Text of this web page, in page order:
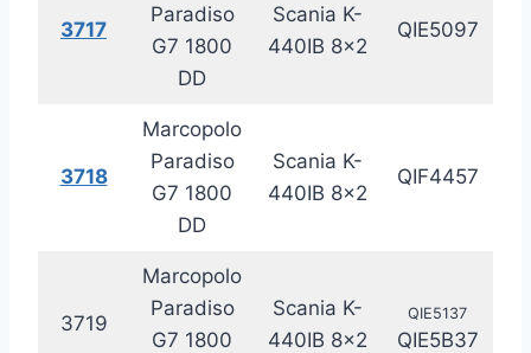
3717
Paradiso
G7 1800
DD
Scania K-
440IB 8×2
QIE5097
3718
Marcopolo
Paradiso
G7 1800
DD
Scania K-
440IB 8×2
QIF4457
3719
Marcopolo
Paradiso
G7 1800
Scania K-
440IB 8×2
QIE5137
QIE5B37